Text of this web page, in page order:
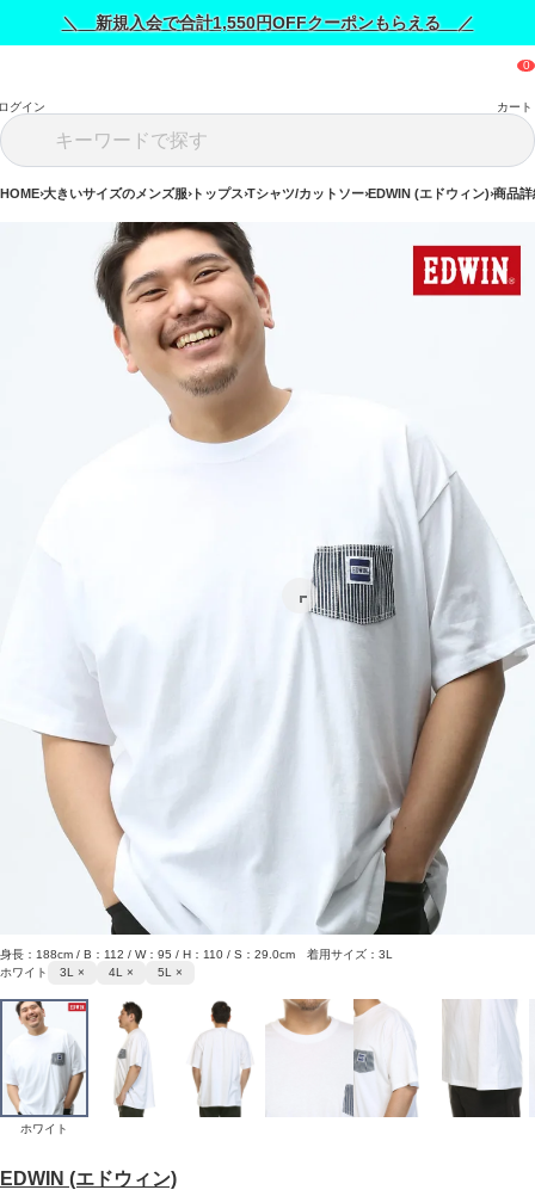
＼ 新規入会で合計1,550円OFFクーポンもらえる ／
グイン カート
HOME 大きいサイズのメンズ服 トップス Tシャツ/カットソー EDWIN (エドウィン) 商品詳
EDWIN (エドウィン)
身長：188cm / B：112 / W：95 / H：110 / S：29.0cm 着用サイズ：3L
ホワイト
3L × 4L × 5L ×
ホワイト